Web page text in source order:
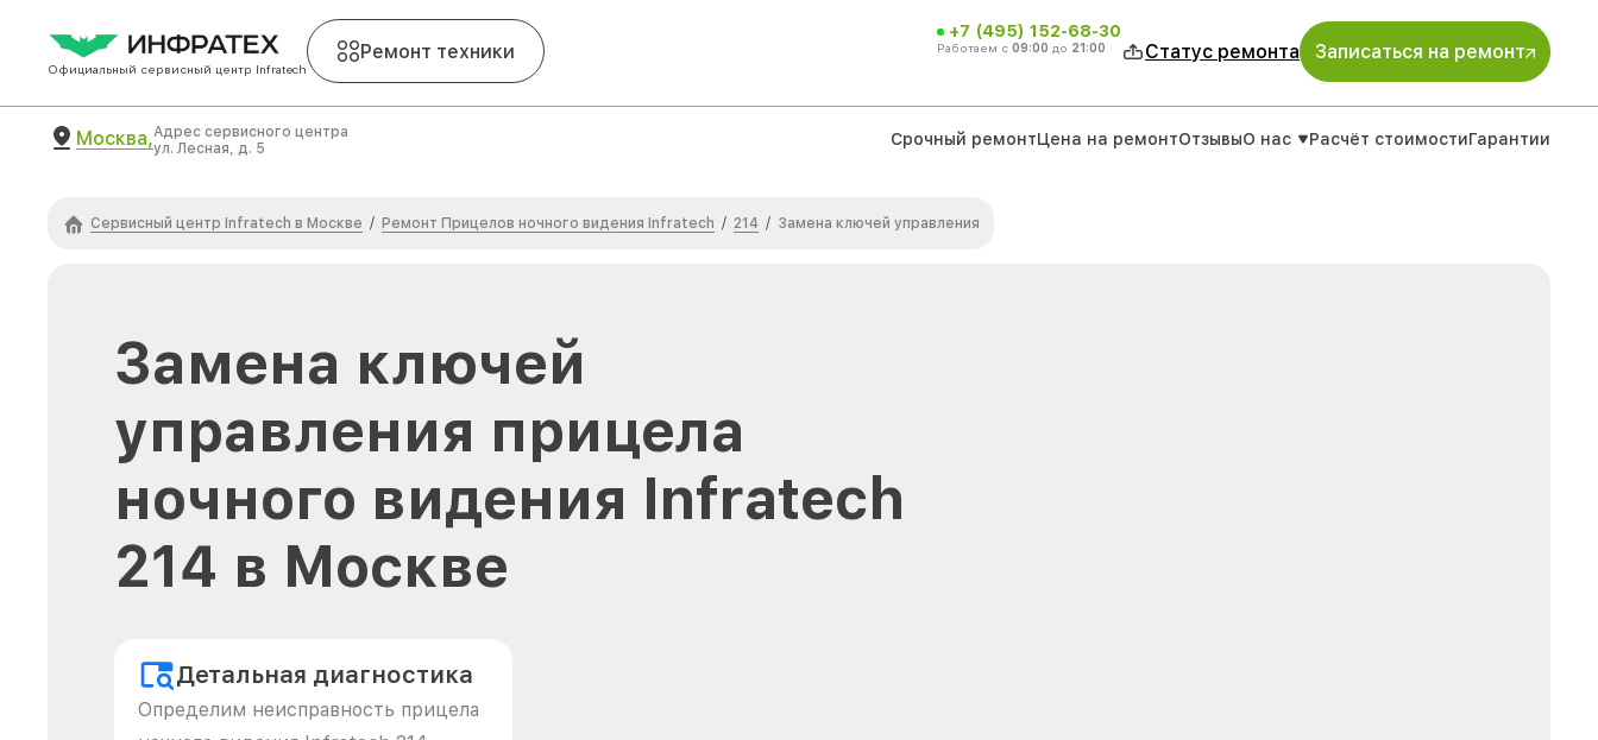
Официальный сервисный центр Infratech
Ремонт техники
+7 (495) 152-68-30
Работаем с 09:00 до 21:00 Статус ремонта Записаться на ремонт
Москва,Адрес сервисного центра
ул. Лесная, д. 5
Срочный ремонтЦена на ремонтОтзывыО нас Расчёт стоимостиГарантии
Сервисный центр Infratech в Москве / Ремонт Прицелов ночного видения Infratech / 214 / Замена ключей управления
Замена ключей
управления прицела
ночного видения Infratech
214 в Москве
Детальная диагностика
Определим неисправность прицела